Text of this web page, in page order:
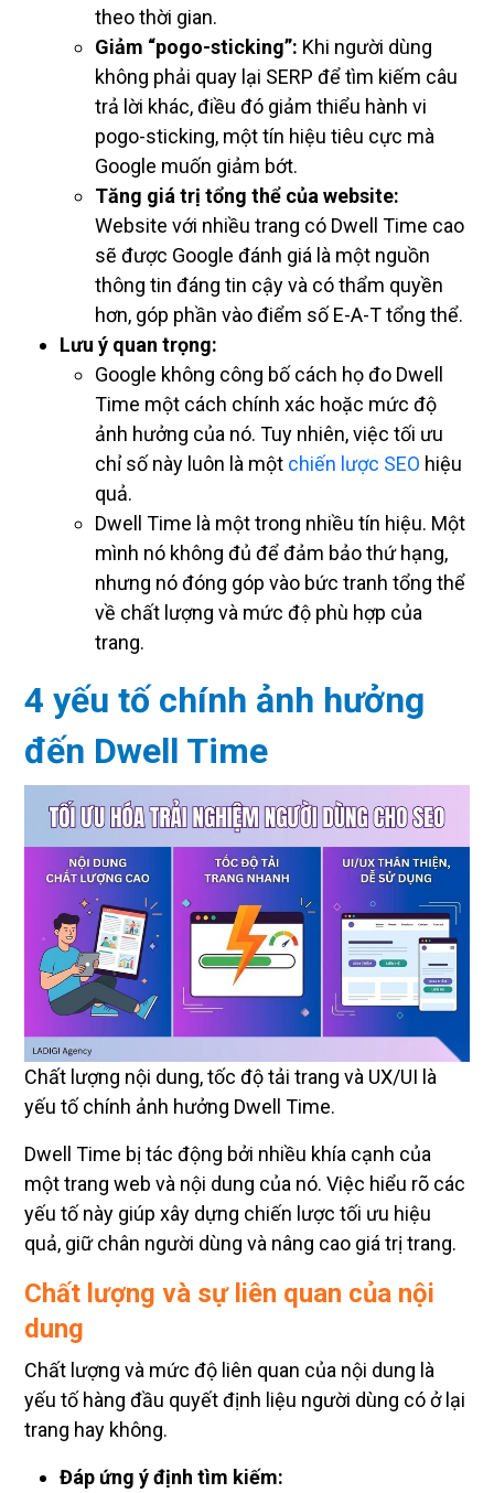
theo thời gian.
Giảm “pogo-sticking”: Khi người dùng
không phải quay lại SERP để tìm kiếm câu
trả lời khác, điều đó giảm thiểu hành vi
pogo-sticking, một tín hiệu tiêu cực mà
Google muốn giảm bớt.
Tăng giá trị tổng thể của website:
Website với nhiều trang có Dwell Time cao
sẽ được Google đánh giá là một nguồn
thông tin đáng tin cậy và có thẩm quyền
hơn, góp phần vào điểm số E-A-T tổng thể.
Lưu ý quan trọng:
Google không công bố cách họ đo Dwell
Time một cách chính xác hoặc mức độ
ảnh hưởng của nó. Tuy nhiên, việc tối ưu
chỉ số này luôn là một chiến lược SEO hiệu
quả.
Dwell Time là một trong nhiều tín hiệu. Một
mình nó không đủ để đảm bảo thứ hạng,
nhưng nó đóng góp vào bức tranh tổng thể
về chất lượng và mức độ phù hợp của
trang.
4 yếu tố chính ảnh hưởng
đến Dwell Time
Chất lượng nội dung, tốc độ tải trang và UX/UI là
yếu tố chính ảnh hưởng Dwell Time.
Dwell Time bị tác động bởi nhiều khía cạnh của
một trang web và nội dung của nó. Việc hiểu rõ các
yếu tố này giúp xây dựng chiến lược tối ưu hiệu
quả, giữ chân người dùng và nâng cao giá trị trang.
Chất lượng và sự liên quan của nội
dung
Chất lượng và mức độ liên quan của nội dung là
yếu tố hàng đầu quyết định liệu người dùng có ở lại
trang hay không.
Đáp ứng ý định tìm kiếm: